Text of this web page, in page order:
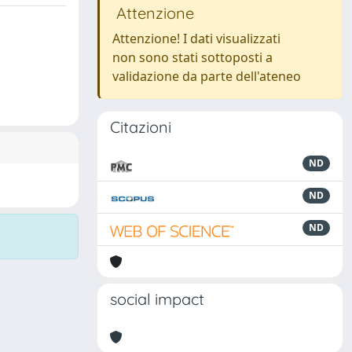
Attenzione
Attenzione! I dati visualizzati
non sono stati sottoposti a
validazione da parte dell'ateneo
Citazioni
ND
ND
ND
social impact